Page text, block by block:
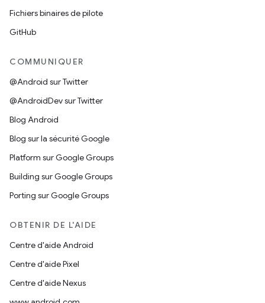
Fichiers binaires de pilote
GitHub
COMMUNIQUER
@Android sur Twitter
@AndroidDev sur Twitter
Blog Android
Blog sur la sécurité Google
Platform sur Google Groups
Building sur Google Groups
Porting sur Google Groups
OBTENIR DE L'AIDE
Centre d'aide Android
Centre d'aide Pixel
Centre d'aide Nexus